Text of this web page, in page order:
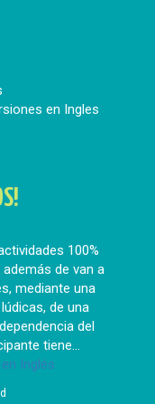
en Ingles
100%
de van a
mediante una
de una
del
tiene...
Inglés